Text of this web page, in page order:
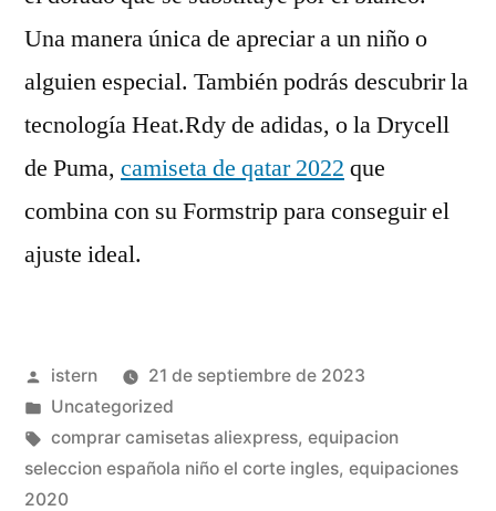
Una manera única de apreciar a un niño o
alguien especial. También podrás descubrir la
tecnología Heat.Rdy de adidas, o la Drycell
de Puma, camiseta de qatar 2022 que
combina con su Formstrip para conseguir el
ajuste ideal.
Publicado
por
istern
21 de septiembre de 2023
Publicado
en
Uncategorized
Etiquetas:
comprar camisetas aliexpress, equipacion
seleccion española niño el corte ingles, equipaciones
2020